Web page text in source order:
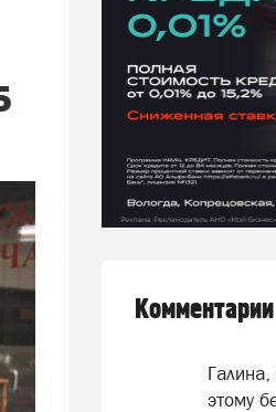
Комментарии
этому